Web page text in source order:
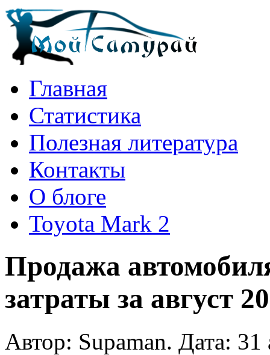
Главная
Статистика
Полезная литература
Контакты
О блоге
Toyota Mark 2
Продажа
затраты за август
Автор: Supaman. Дата: 31